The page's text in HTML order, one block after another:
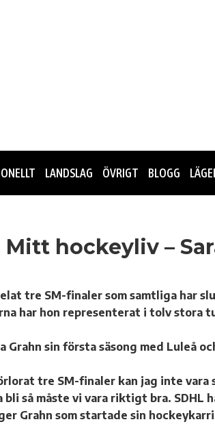
LANDSLAG ÖVRIGT BLOGG
Mitt hockeyliv –
tre SM-finaler som samtliga har
har hon representerat i tolv stora
Grahn sin första säsong med Luleå
tre SM-finaler kan jag inte vara
bli så måste vi vara riktigt bra.
Grahn som startade sin